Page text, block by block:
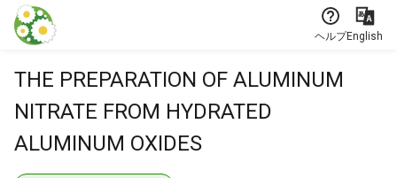
本文に飛ぶ
ヘルプEnglish
THE PREPARATION OF ALUMINUM
NITRATE FROM HYDRATED
ALUMINUM OXIDES